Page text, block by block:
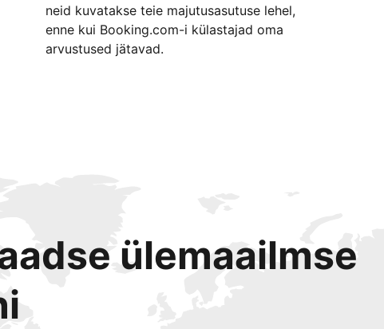
neid kuvatakse teie majutusasutuse lehel,
enne kui Booking.com-i külastajad oma
arvustused jätavad.
ülemaailmse